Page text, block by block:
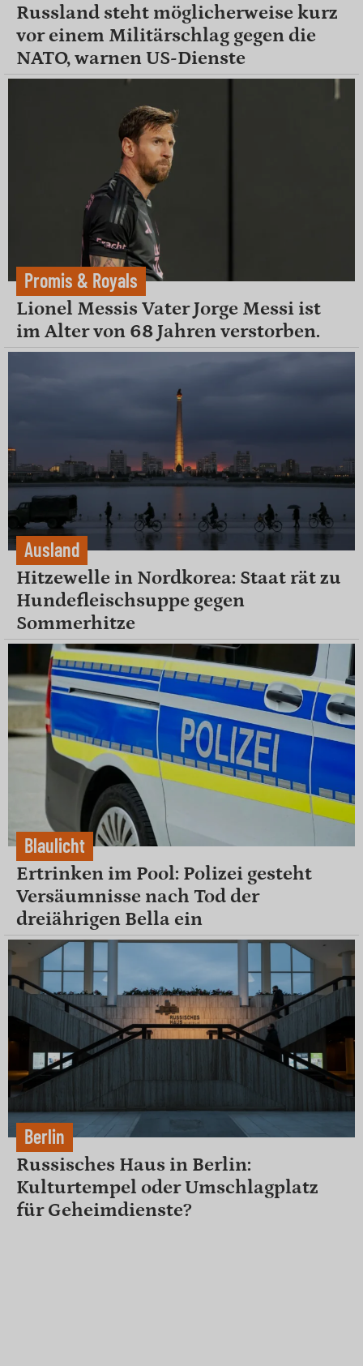
Russland steht möglicherweise kurz
vor einem Militärschlag gegen die
NATO, warnen US-Dienste
Promis & Royals
Lionel Messis Vater Jorge Messi ist
im Alter von 68 Jahren verstorben.
Ausland
Hitzewelle in Nordkorea: Staat rät zu
Hundefleischsuppe gegen
Sommerhitze
Blaulicht
Ertrinken im Pool: Polizei gesteht
Versäumnisse nach Tod der
dreiährigen Bella ein
Berlin
Russisches Haus in Berlin:
Kulturtempel oder Umschlagplatz
für Geheimdienste?